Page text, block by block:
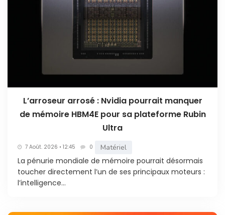
L’arroseur arrosé : Nvidia pourrait manquer
de mémoire HBM4E pour sa plateforme Rubin
Ultra
7 Août. 2026 • 12:45 0 Matériel
La pénurie mondiale de mémoire pourrait désormais
toucher directement l’un de ses principaux moteurs :
l’intelligence...